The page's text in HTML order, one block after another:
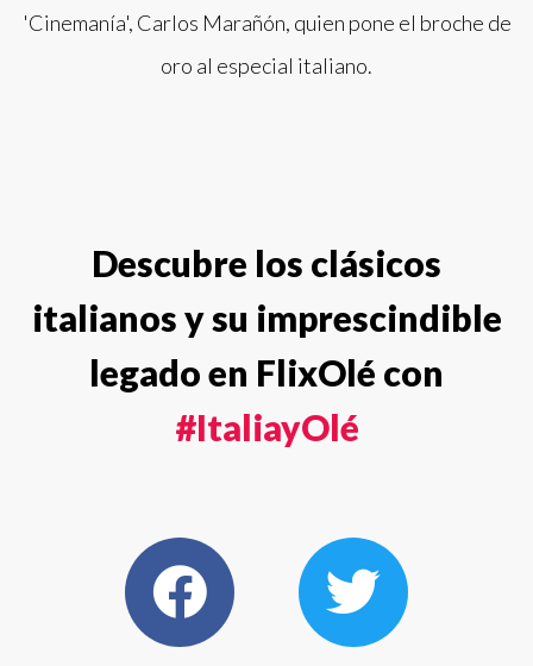
'Cinemanía', Carlos Marañón, quien pone el broche de
oro al especial italiano.
Descubre los clásicos
italianos y su imprescindible
legado en FlixOlé con
#ItaliayOlé